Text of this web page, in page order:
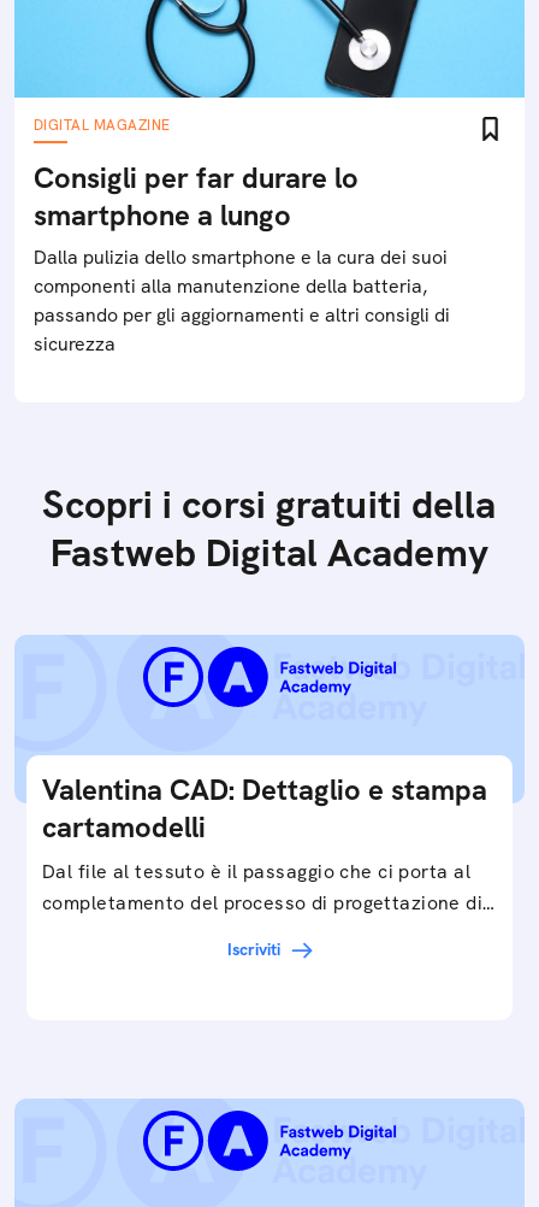
DIGITAL MAGAZINE
Consigli per far durare lo
smartphone a lungo
Dalla pulizia dello smartphone e la cura dei suoi
componenti alla manutenzione della batteria,
passando per gli aggiornamenti e altri consigli di
sicurezza
Scopri i corsi gratuiti della
Fastweb Digital Academy
Valentina CAD: Dettaglio e stampa
cartamodelli
Dal file al tessuto è il passaggio che ci porta al
completamento del processo di progettazione di
Iscriviti